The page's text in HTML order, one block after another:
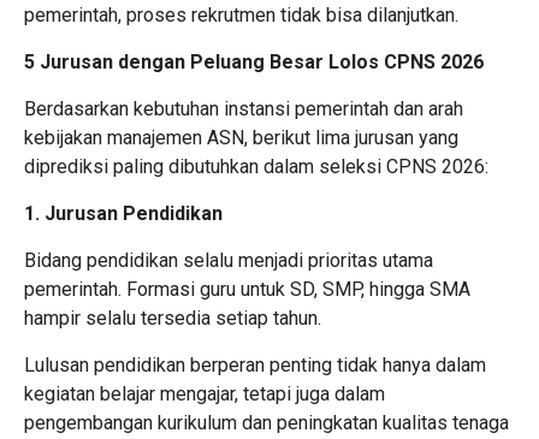
pemerintah, proses rekrutmen tidak bisa dilanjutkan.
5 Jurusan dengan Peluang Besar Lolos CPNS 2026
Berdasarkan kebutuhan instansi pemerintah dan arah
kebijakan manajemen ASN, berikut lima jurusan yang
diprediksi paling dibutuhkan dalam seleksi CPNS 2026:
1. Jurusan Pendidikan
Bidang pendidikan selalu menjadi prioritas utama
pemerintah. Formasi guru untuk SD, SMP, hingga SMA
hampir selalu tersedia setiap tahun.
Lulusan pendidikan berperan penting tidak hanya dalam
kegiatan belajar mengajar, tetapi juga dalam
pengembangan kurikulum dan peningkatan kualitas tenaga